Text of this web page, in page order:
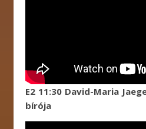
E2 11:30 David-Maria
bírója